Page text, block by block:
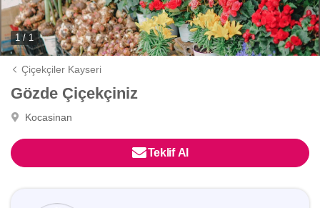
1 / 1
Çiçekçiler Kayseri
Gözde Çiçekçiniz
Kocasinan
Teklif Al